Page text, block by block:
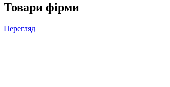
Товари фірми
Перегляд